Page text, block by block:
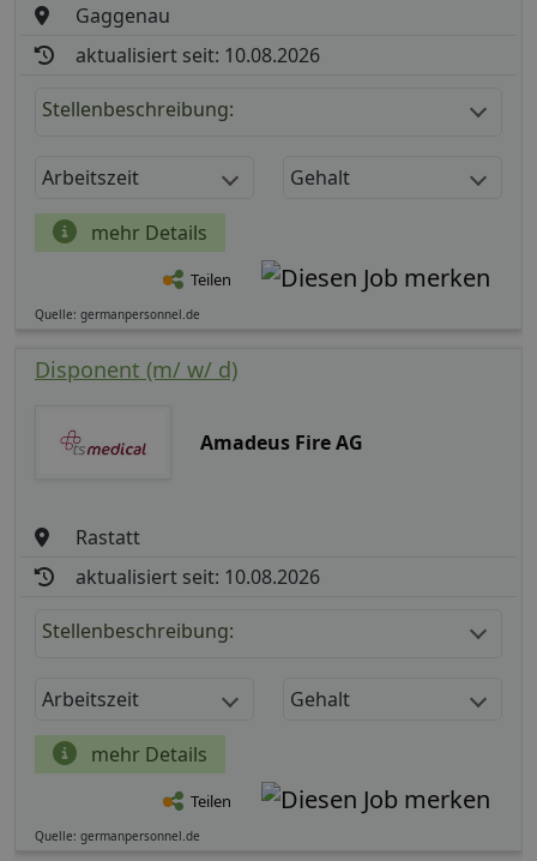
Gaggenau
aktualisiert seit: 10.08.2026
Stellenbeschreibung:
Arbeitszeit Gehalt
mehr Details
Teilen
Quelle: germanpersonnel.de
Disponent (m/ w/ d)
Amadeus Fire AG
Rastatt
aktualisiert seit: 10.08.2026
Stellenbeschreibung:
Arbeitszeit Gehalt
mehr Details
Teilen
Quelle: germanpersonnel.de